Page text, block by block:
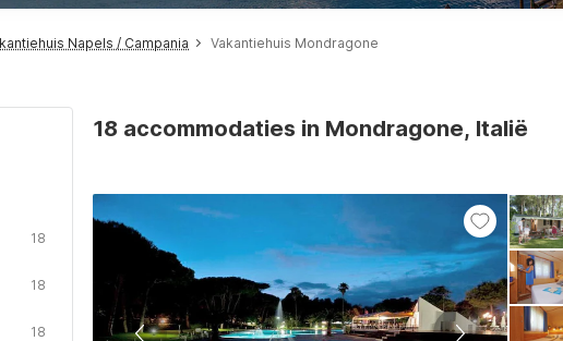
Napels / Campania Vakantiehuis Mondragone
18
18
18
18 accommodaties in Mondragone, Italië